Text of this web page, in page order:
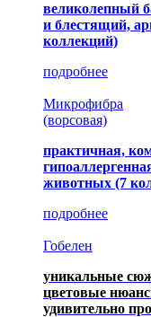
великолепный
и блестящий,
коллекций)
подробнее
Микрофибра
(ворсовая)
практичная,
животных (7
подробнее
Гобелен
уникальные
цветовые
удивительно